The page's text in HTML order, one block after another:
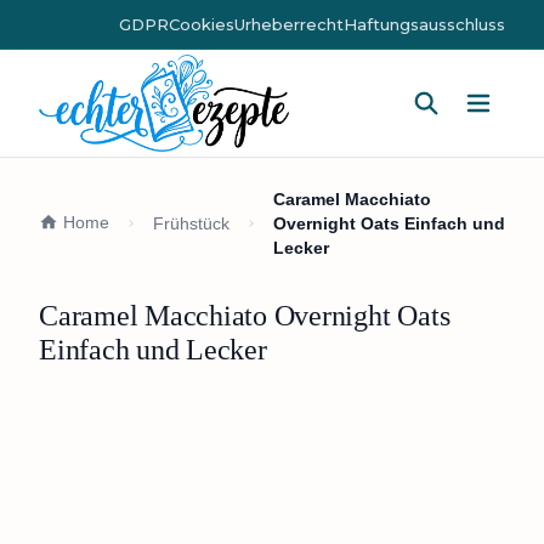
GDPRCookiesUrheberrechtHaftungsausschluss
Home Frühstück
Caramel Macchiato
Overnight Oats Einfach und
Lecker
Caramel Macchiato Overnight Oats
Einfach und Lecker